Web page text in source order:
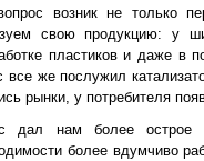
возник не только
свою продукцию: у
пластиков и даже в
все же послужил
рынки, у потребителя
дал нам более острое
более вдумчиво